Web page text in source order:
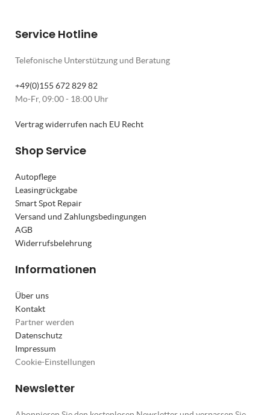
Service Hotline
Telefonische Unterstützung und Beratung
+49(0)155 672 829 82
Mo-Fr, 09:00 - 18:00 Uhr
Vertrag widerrufen nach EU Recht
Shop Service
Autopflege
Leasingrückgabe
Smart Spot Repair
Versand und Zahlungsbedingungen
AGB
Widerrufsbelehrung
Informationen
Über uns
Kontakt
Partner werden
Datenschutz
Impressum
Cookie-Einstellungen
Newsletter